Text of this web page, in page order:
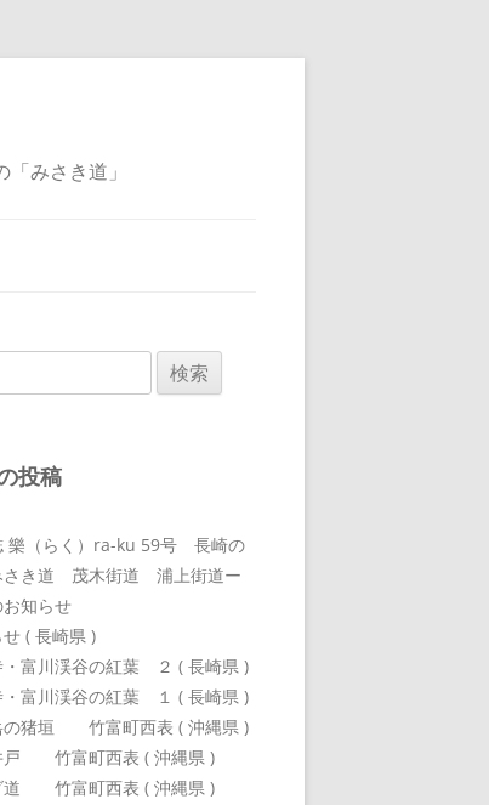
みさき道」
投稿
樂（らく）ra-ku 59号 長崎の
さき道 茂木街道 浦上街道ー
知らせ
( 長崎県 )
・富川渓谷の紅葉 ２ ( 長崎県 )
・富川渓谷の紅葉 １ ( 長崎県 )
の猪垣 竹富町西表 ( 沖縄県 )
戸 竹富町西表 ( 沖縄県 )
道 竹富町西表 ( 沖縄県 )